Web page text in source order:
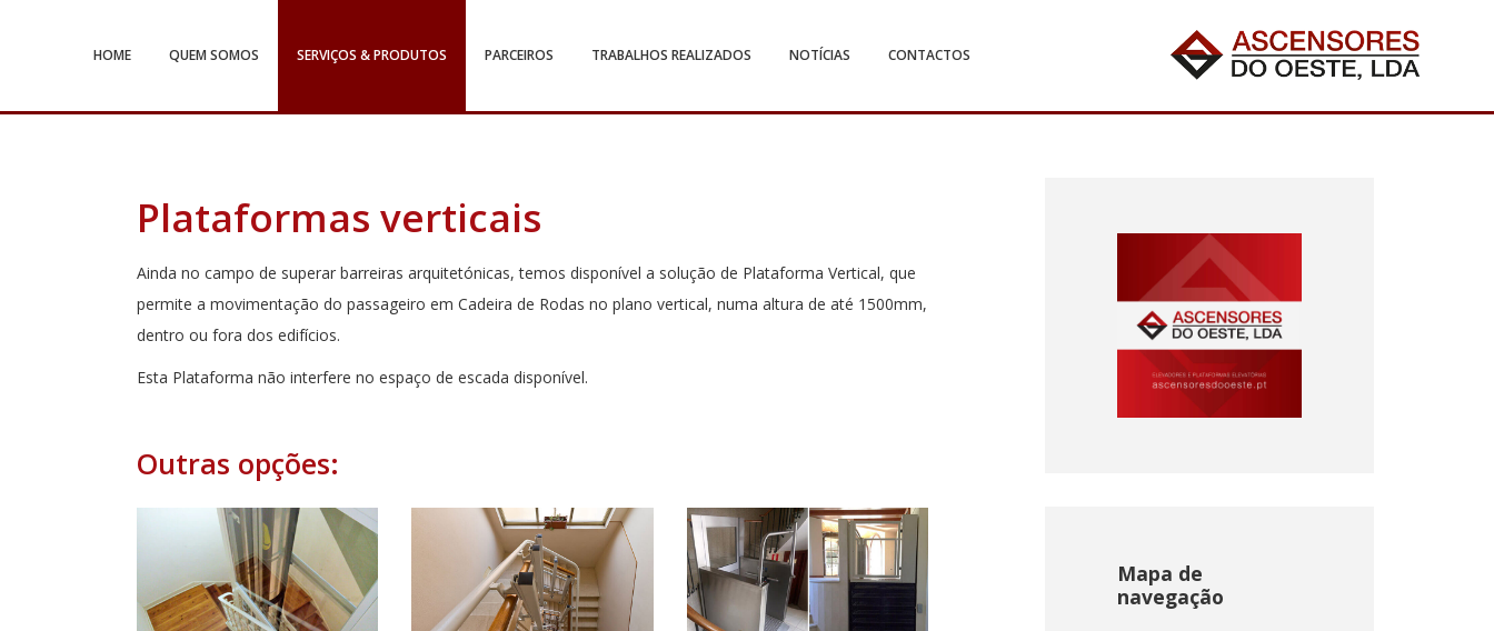
HOME QUEM SOMOS SERVIÇOS & PRODUTOS PARCEIROS TRABALHOS REALIZADOS NOTÍCIAS CONTACTOS
Plataformas verticais
Ainda no campo de superar barreiras arquitetónicas, temos disponível a solução de Plataforma Vertical, que
permite a movimentação do passageiro em Cadeira de Rodas no plano vertical, numa altura de até 1500mm,
dentro ou fora dos edifícios.
Esta Plataforma não interfere no espaço de escada disponível.
Outras opções:
Mapa de
navegação